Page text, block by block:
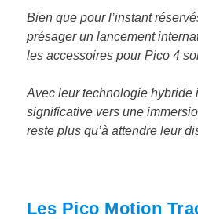
Bien que pour l’instant
présager un lancement
les accessoires pour Pico 4
Avec leur technologie hybride
significative vers une
reste plus qu’à attendre leur
Les Pico Motion